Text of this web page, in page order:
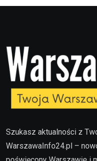
Szukasz aktualności z
WarszawaInfo24.pl –